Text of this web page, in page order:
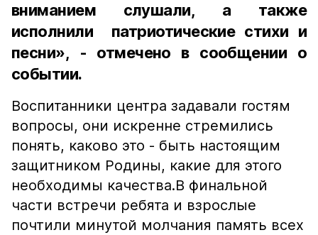
вниманием слушали, а также
исполнили патриотические стихи и
песни», - отмечено в сообщении о
событии.
Воспитанники центра задавали гостям
вопросы, они искренне стремились
понять, каково это - быть настоящим
защитником Родины, какие для этого
необходимы качества.В финальной
части встречи ребята и взрослые
почтили минутой молчания память всех